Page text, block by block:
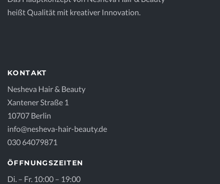
heißt Qualität mit kreativer Innovation.
KONTAKT
Nesheva Hair & Beauty
Xantener Straße 1
10707 Berlin
info@nesheva-hair-beauty.de
030 64079871
ÖFFNUNGSZEITEN
Di. – Fr. 10:00 – 19:00